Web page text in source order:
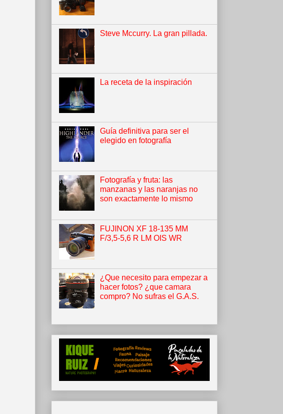
Steve Mccurry. La gran pillada.
La receta de la inspiración
Guía definitiva para ser el
elegido en fotografía
Fotografía y fruta: las
manzanas y las naranjas no
son exactamente lo mismo
FUJINON XF 18-135 MM
F/3,5-5,6 R LM OIS WR
¿Que necesito para empezar a
hacer fotos? ¿que camara
compro? No sufras el G.A.S.